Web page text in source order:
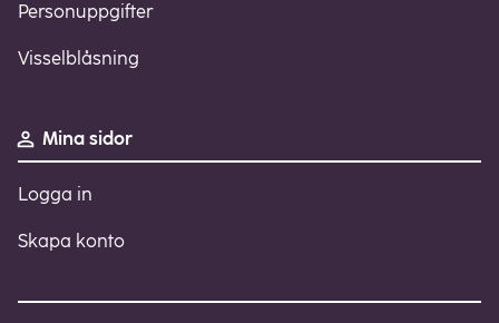
Personuppgifter
Visselblåsning
Mina sidor
Logga in
Skapa konto